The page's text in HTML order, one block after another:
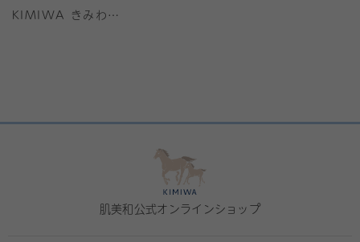
KIMIWA きみわマーユクリームリッチ
肌美和公式オンラインショップ